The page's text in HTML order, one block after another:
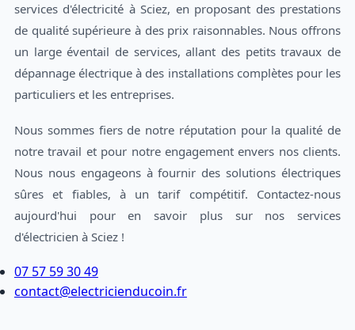
services d'électricité à Sciez, en proposant des prestations
de qualité supérieure à des prix raisonnables. Nous offrons
un large éventail de services, allant des petits travaux de
dépannage électrique à des installations complètes pour les
particuliers et les entreprises.
Nous sommes fiers de notre réputation pour la qualité de
notre travail et pour notre engagement envers nos clients.
Nous nous engageons à fournir des solutions électriques
sûres et fiables, à un tarif compétitif. Contactez-nous
aujourd'hui pour en savoir plus sur nos services
d'électricien à Sciez !
07 57 59 30 49
contact@electricienducoin.fr